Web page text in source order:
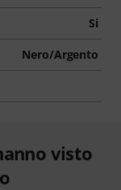
Si
Nero/Argento
visto